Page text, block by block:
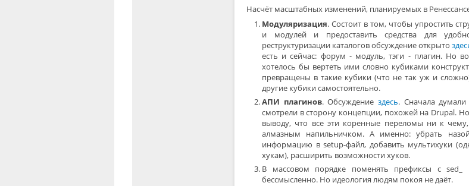
Насчёт масштабных изменений, планируемых в
Модуляризация. Состоит в том, чтобы упростить
и модулей и предоставить средства для
реструктуризации каталогов обсуждение открыто
есть и сейчас: форум - модуль, тэги - плагин. Но
хотелось бы вертеть ими словно кубиками
превращены в такие кубики (что не так уж и
другие кубики самостоятельно.
АПИ плагинов. Обсуждениездесь. Сначала
смотрели в сторону концепции, похожей на Drupal.
выводу, что все эти коренные переломы ни к
алмазным напильничком. А именно: убрать
информацию в setup-файл, добавить мультихуки
хукам), расширить возможности хуков.
В массовом порядке поменять префиксы с sed_
бессмысленно. Но идеология людям покоя не даёт.